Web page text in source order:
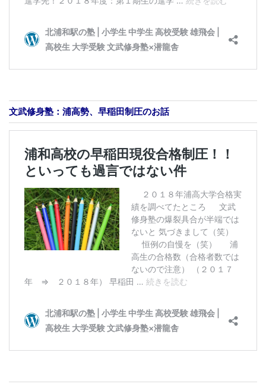
文武修身塾：浦高勢、早稲田制圧のお話